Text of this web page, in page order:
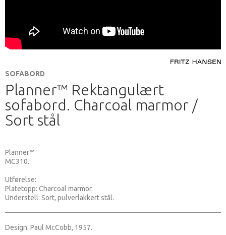
SOFABORD
Planner™ Rektangulært
sofabord. Charcoal marmor /
Sort stål
Planner™
MC310.
Utførelse:
Platetopp: Charcoal marmor.
Understell: Sort, pulverlakkert stål.
Design: Paul McCobb, 1957.